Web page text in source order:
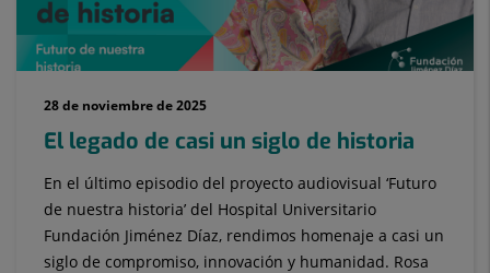
28 de noviembre de 2025
El legado de casi un siglo de historia
En el último episodio del proyecto audiovisual ‘Futuro
de nuestra historia’ del Hospital Universitario
Fundación Jiménez Díaz, rendimos homenaje a casi un
siglo de compromiso, innovación y humanidad. Rosa